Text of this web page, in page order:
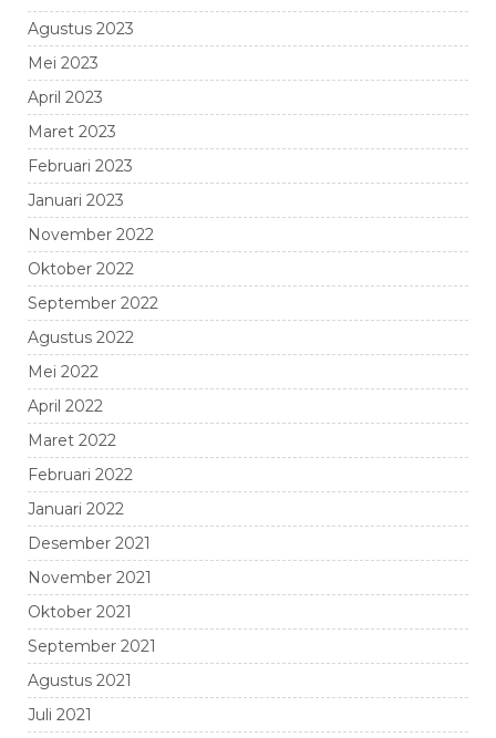
Agustus 2023
Mei 2023
April 2023
Maret 2023
Februari 2023
Januari 2023
November 2022
Oktober 2022
September 2022
Agustus 2022
Mei 2022
April 2022
Maret 2022
Februari 2022
Januari 2022
Desember 2021
November 2021
Oktober 2021
September 2021
Agustus 2021
Juli 2021